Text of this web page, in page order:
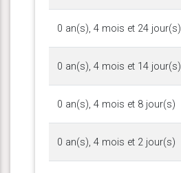
0 an(s), 4 mois et 24 jour(s)
0 an(s), 4 mois et 14 jour(s)
0 an(s), 4 mois et 8 jour(s)
0 an(s), 4 mois et 2 jour(s)